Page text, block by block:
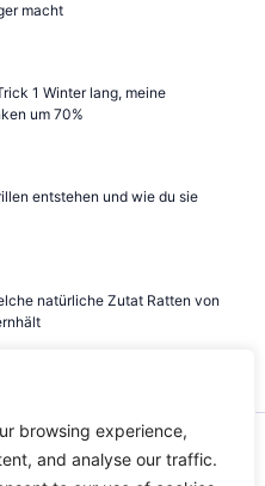
browsing experience,
and analyse our traffic.
macht
1 Winter lang, meine
um 70%
entstehen und wie du sie
natürliche Zutat Ratten von
baedli-langnau